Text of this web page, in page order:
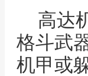
高达
格斗武
机甲或